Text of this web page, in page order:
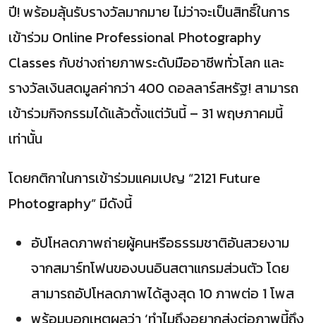
ปี! พร้อมลุ้นรับรางวัลมากมาย ไม่ว่าจะเป็นสิทธิ์ในการ
เข้าร่วม Online Professional Photography
Classes กับช่างถ่ายภาพระดับมืออาชีพทั่วโลก และ
รางวัลเงินสดมูลค่ากว่า 400 ดอลลาร์สหรัฐ! สามารถ
เข้าร่วมกิจกรรมได้แล้วตั้งแต่วันนี้ – 31 พฤษภาคมนี้
เท่านั้น
โดยกติกาในการเข้าร่วมแคมเปญ “2121 Future
Photography” มีดังนี้
อัปโหลดภาพถ่ายผู้คนหรือธรรมชาติอันสวยงาม
จากสมาร์ทโฟนของบนอินสตาแกรมส่วนตัว โดย
สามารถอัปโหลดภาพได้สูงสุด 10 ภาพต่อ 1 โพส
พร้อมบอกเหตุผลว่า ‘ทำไมถึงอยากส่งต่อภาพนี้ถึง